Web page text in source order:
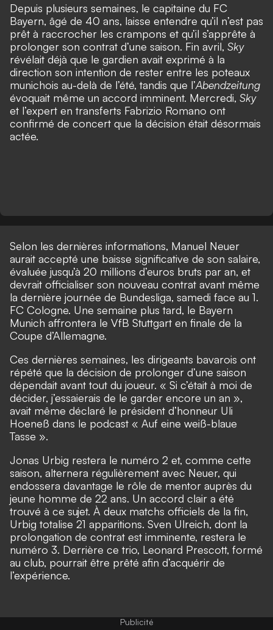
Depuis plusieurs semaines, le capitaine du FC
Bayern, âgé de 40 ans, laisse entendre qu’il n’est pas
prêt à raccrocher les crampons et qu’il s’apprête à
prolonger son contrat d’une saison. Fin avril, Sky
révélait déjà que le gardien avait exprimé à la
direction son intention de rester entre les poteaux
munichois au-delà de l’été, tandis que l’Abendzeitung
évoquait même un accord imminent. Mercredi, Sky
et l’expert en transferts Fabrizio Romano ont
confirmé de concert que la décision était désormais
actée.
Selon les dernières informations, Manuel Neuer
aurait accepté une baisse significative de son salaire,
évaluée jusqu’à 20 millions d’euros bruts par an, et
devrait officialiser son nouveau contrat avant même
la dernière journée de Bundesliga, samedi face au 1.
FC Cologne. Une semaine plus tard, le Bayern
Munich affrontera le VfB Stuttgart en finale de la
Coupe d’Allemagne.
Ces dernières semaines, les dirigeants bavarois ont
répété que la décision de prolonger d’une saison
dépendait avant tout du joueur. « Si c’était à moi de
décider, j’essaierais de le garder encore un an »,
avait même déclaré le président d’honneur Uli
Hoeneß dans le podcast « Auf eine weiß-blaue
Tasse ».
Jonas Urbig restera le numéro 2 et, comme cette
saison, alternera régulièrement avec Neuer, qui
endossera davantage le rôle de mentor auprès du
jeune homme de 22 ans. Un accord clair a été
trouvé à ce sujet. À deux matchs officiels de la fin,
Urbig totalise 21 apparitions. Sven Ulreich, dont la
prolongation de contrat est imminente, restera le
numéro 3. Derrière ce trio, Leonard Prescott, formé
au club, pourrait être prêté afin d’acquérir de
l’expérience.
Publicité